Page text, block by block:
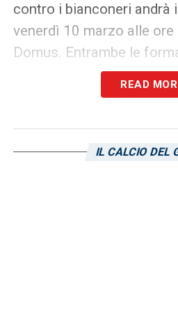
contro i bianconeri andrà
venerdì 10 marzo alle ore
Domus. Entrambe le
cambiato allenatore nel
e, rispetto alla partita
di Testaccio torna a
READ
IL CALCIO DEL